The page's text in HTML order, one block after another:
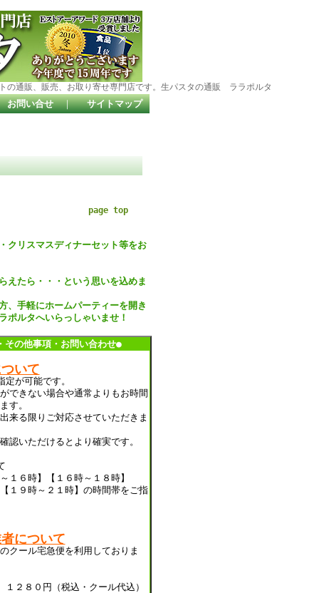
の通販、販売、お取り寄せ専門店です。生パスタの通販 ララポルタ
お問い合せ ｜ サイトマップ
page top
クリスマスディナーセット等をお
えたら・・・という思いを込めま
、手軽にホームパーティーを開き
ポルタへいらっしゃいませ！
その他事項・お問い合わせ●
いて
が可能です。
できない場合や通常よりもお時間
す。
来る限りご対応させていただきま
認いただけるとより確実です。
１６時】【１６時～１８時】
１９時～２１時】の時間帯をご指
について
クール宅急便を利用しておりま
２８０円（税込・クール代込）